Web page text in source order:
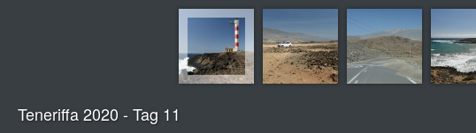
Teneriffa 2020 - Tag 11